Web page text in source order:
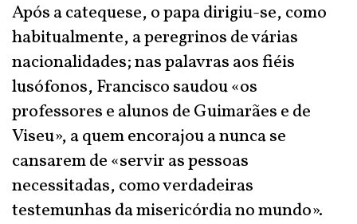
Após a catequese, o papa dirigiu-se, como
habitualmente, a peregrinos de várias
nacionalidades; nas palavras aos fiéis
lusófonos, Francisco saudou «os
professores e alunos de Guimarães e de
Viseu», a quem encorajou a nunca se
cansarem de «servir as pessoas
necessitadas, como verdadeiras
testemunhas da misericórdia no mundo».